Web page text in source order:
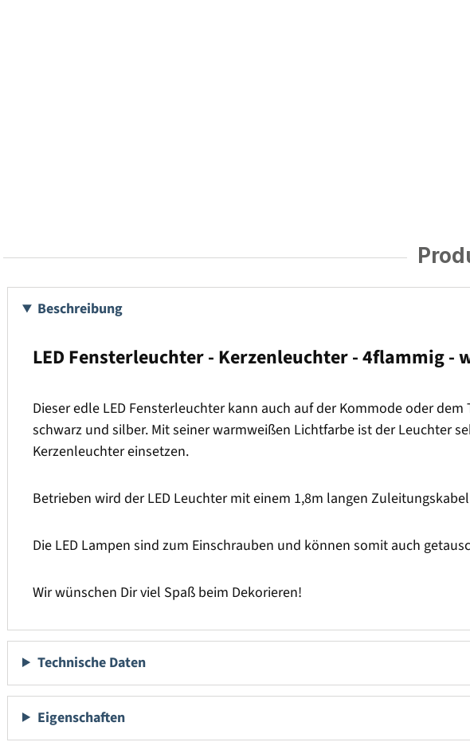
Beschreibung
LED Fensterleuchter - Kerzenleuchter - 4flammig -
Dieser edle LED Fensterleuchter kann auch auf der Kommode oder
schwarz und silber. Mit seiner warmweißen Lichtfarbe ist der Leuchter
Kerzenleuchter einsetzen.
Betrieben wird der LED Leuchter mit einem 1,8m langen
Die LED Lampen sind zum Einschrauben und können somit auch
Wir wünschen Dir viel Spaß beim Dekorieren!
Technische Daten
Eigenschaften